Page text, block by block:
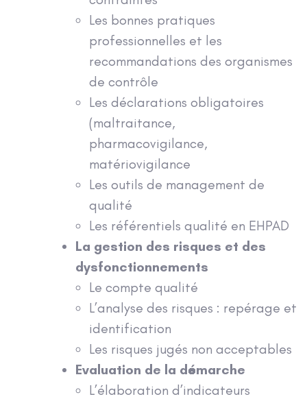
Les bonnes pratiques
professionnelles et les
recommandations des organismes
de contrôle
Les déclarations obligatoires
(maltraitance,
pharmacovigilance,
matériovigilance
Les outils de management de
qualité
Les référentiels qualité en EHPAD
La gestion des risques et des
dysfonctionnements
Le compte qualité
L’analyse des risques : repérage et
identification
Les risques jugés non acceptables
Evaluation de la démarche
L’élaboration d’indicateurs